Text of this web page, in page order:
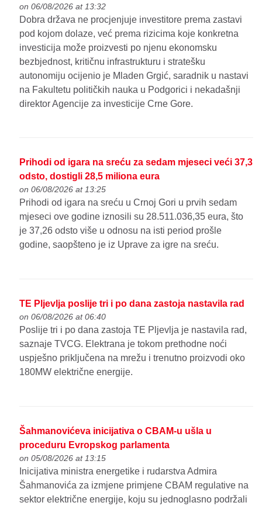
on 06/08/2026 at 13:32
Dobra država ne procjenjuje investitore prema zastavi
pod kojom dolaze, već prema rizicima koje konkretna
investicija može proizvesti po njenu ekonomsku
bezbjednost, kritičnu infrastrukturu i stratešku
autonomiju ocijenio je Mladen Grgić, saradnik u nastavi
na Fakultetu političkih nauka u Podgorici i nekadašnji
direktor Agencije za investicije Crne Gore.
Prihodi od igara na sreću za sedam mjeseci veći 37,3
odsto, dostigli 28,5 miliona eura
on 06/08/2026 at 13:25
Prihodi od igara na sreću u Crnoj Gori u prvih sedam
mjeseci ove godine iznosili su 28.511.036,35 eura, što
je 37,26 odsto više u odnosu na isti period prošle
godine, saopšteno je iz Uprave za igre na sreću.
TE Pljevlja poslije tri i po dana zastoja nastavila rad
on 06/08/2026 at 06:40
Poslije tri i po dana zastoja TE Pljevlja je nastavila rad,
saznaje TVCG. Elektrana je tokom prethodne noći
uspješno priključena na mrežu i trenutno proizvodi oko
180MW električne energije.
Šahmanovićeva inicijativa o CBAM-u ušla u
proceduru Evropskog parlamenta
on 05/08/2026 at 13:15
Inicijativa ministra energetike i rudarstva Admira
Šahmanovića za izmjene primjene CBAM regulative na
sektor električne energije, koju su jednoglasno podržali